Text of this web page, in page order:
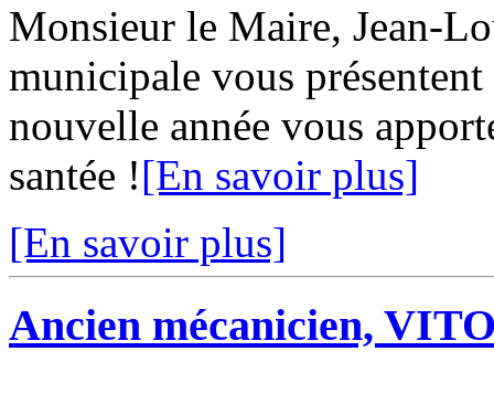
Monsieur le Maire, Jean-
municipale vous
nouvelle année vous
santée ![En savoir plus]
[En savoir plus]
Ancien mécanicien,